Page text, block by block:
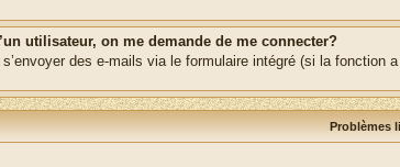
utilisateur, on me demande de me connecter?
des e-mails via le formulaire intégré (si la
Problèmes